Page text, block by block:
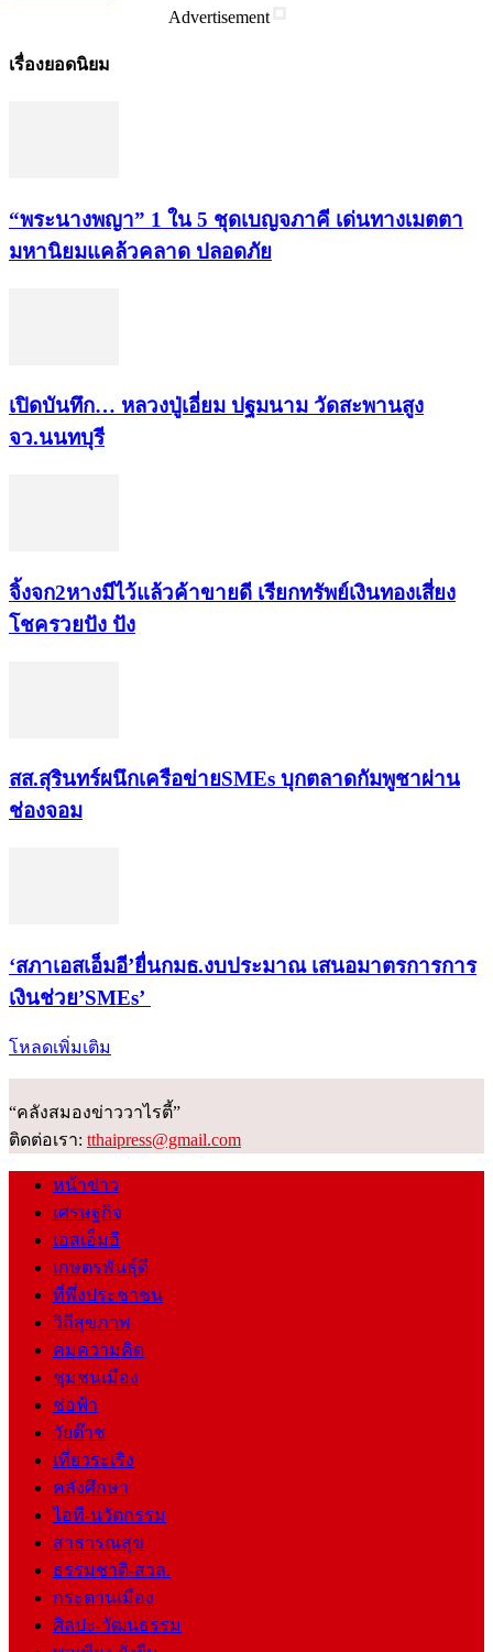
Advertisement
เรื่องยอดนิยม
“พระ​นาง​พญา” 1 ใน 5​ ชุดเบญจ​ภาคี​ เด่นทางเมตตา​
มหา​นิยม​แคล้วคลาด​ ปลอดภัย​
เปิดบันทึก… หลวงปู่เอี่ยม ​ปฐม​นาม​ วัดสะพานสูง​
จว.นนทบุรี
จิ้งจก​2​หาง​มีไว้แล้ว​ค้าขาย​ดี​ เรียก​ทรัพย์เงินทอง​เสี่ยง
โชค​รวยปัง​ ปัง​
สส.สุรินทร์ผนึกเครือข่ายSMEs บุกตลาดกัมพูชาผ่าน
ช่องจอม
‘สภาเอสเอ็มอี’ยื่นกมธ.งบประมาณ เสนอมาตรการการ
เงินช่วย’SMEs’
โหลดเพิ่มเติม
“คลังสมองข่าววาไรตี้”
ติดต่อเรา: tthaipress@gmail.com
หน้าข่าว
เศรษฐกิจ
เอสเอ็มอี
เกษตรพันธุ์ดี
ที่พึ่งประชาชน
วิถีสุขภาพ
คมความคิด
ชุมชนเมือง
ช่อฟ้า
วัยต๊าช
เที่ยวระเริง
คลังศึกษา
ไอที-นวัตกรรม
สาธารณสุข
ธรรมชาติ-สวล.
กระดานเมือง
ศิลปะ-วัฒนธรรม